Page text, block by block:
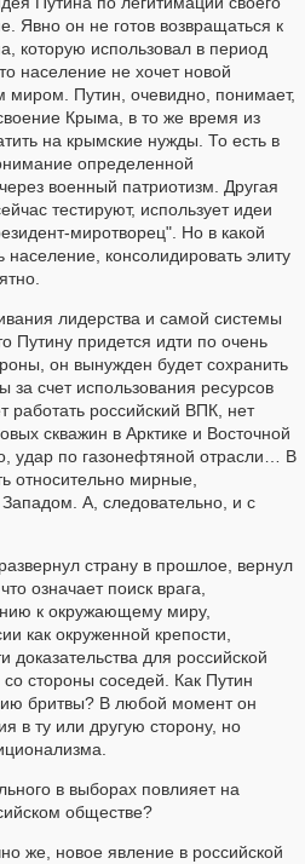
Явно он не готов возвращаться к
которую использовал в период
население не хочет новой
Путин, очевидно, понимает,
Крыма, в то же время из
на крымские нужды. То есть в
определенной
военный патриотизм. Другая
тестируют, использует идеи
миротворец". Но в какой
население, консолидировать элиту
лидерства и самой системы
Путину придется идти по очень
он вынужден будет сохранить
счет использования ресурсов
работать российский ВПК, нет
скважин в Арктике и Восточной
удар по газонефтяной отрасли… В
относительно мирные,
А, следовательно, и с
страну в прошлое, вернул
означает поиск врага,
к окружающему миру,
как окруженной крепости,
доказательства для российской
стороны соседей. Как Путин
бритвы? В любой момент он
в ту или другую сторону, но
в выборах повлияет на
обществе?
же, новое явление в российской